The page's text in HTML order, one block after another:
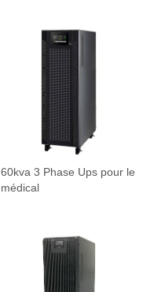
60kva 3 Phase Ups pour le
médical